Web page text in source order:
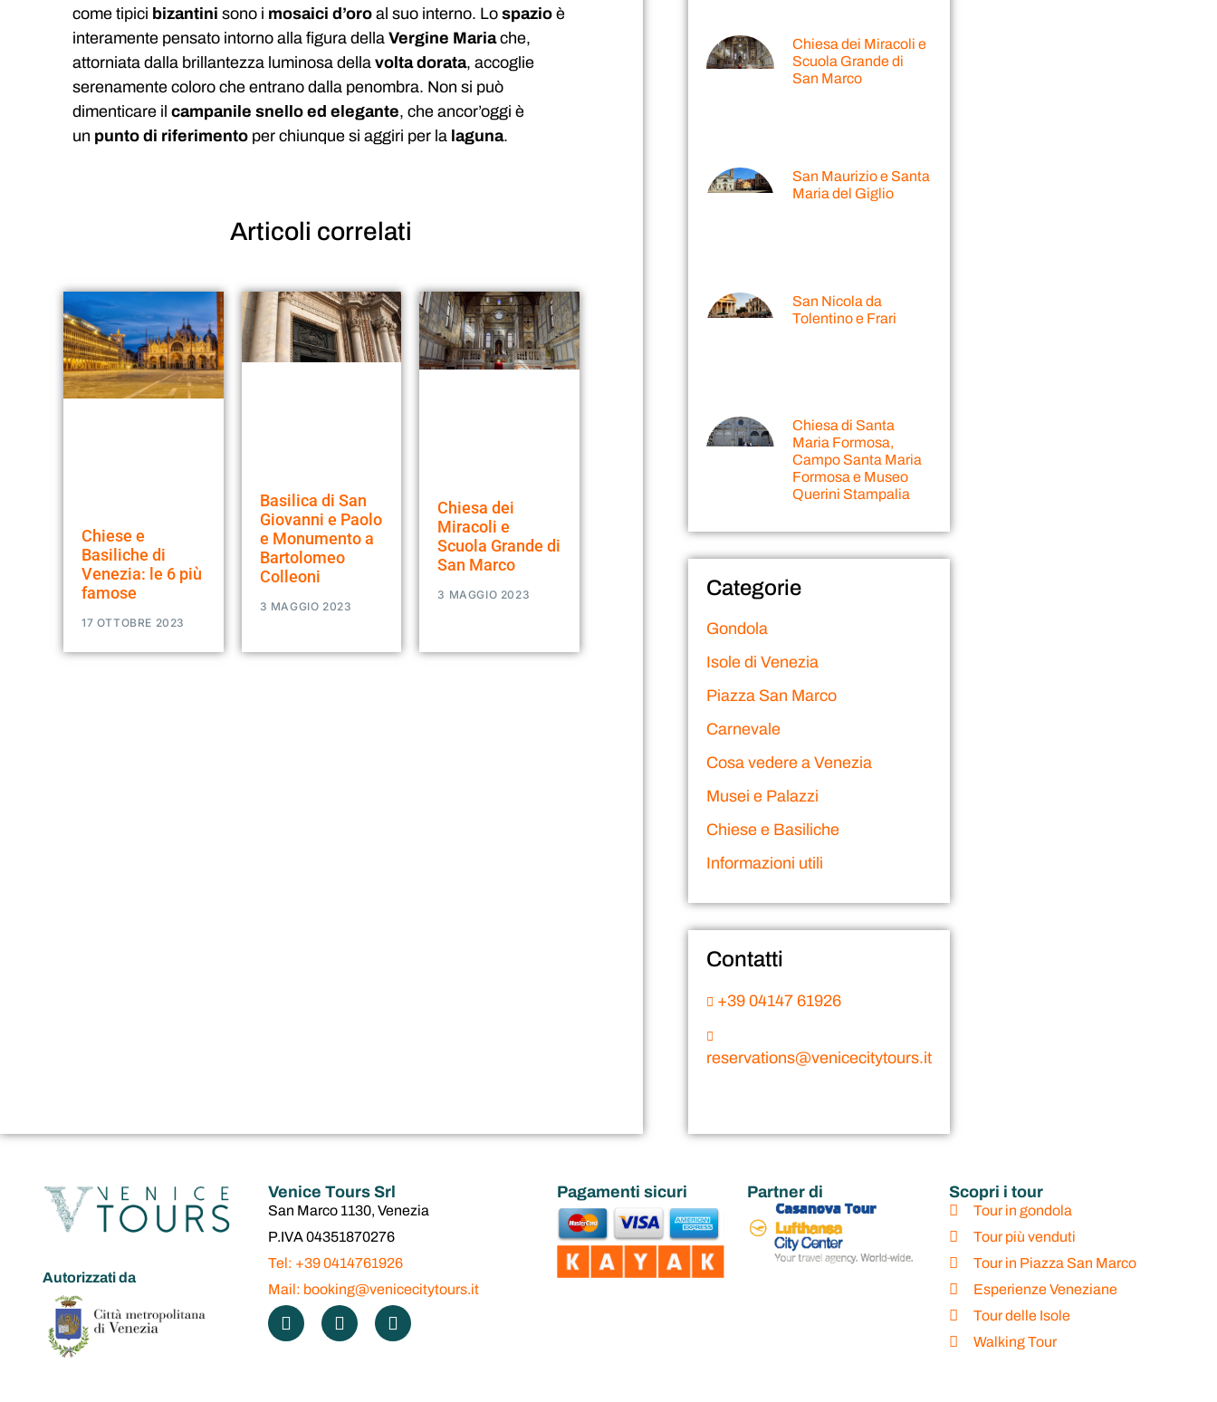
come tipici bizantini sono i mosaici d’oro al suo interno. Lo spazio è
interamente pensato intorno alla figura della Vergine Mariache,
attorniata dalla brillantezza luminosa della volta dorata, accoglie
serenamente coloro che entrano dalla penombra. Non si può
dimenticare il campanile snello ed elegante, che ancor’oggi è
un punto di riferimento per chiunque si aggiri per la laguna.
Articoli correlati
Chiese e
Basiliche di
Venezia: le 6 più
famose
17 OTTOBRE 2023
Basilica di San
Giovanni e Paolo
e Monumento a
Bartolomeo
Colleoni
3 MAGGIO 2023
Chiesa dei
Miracoli e
Scuola Grande di
San Marco
3 MAGGIO 2023
Chiesa dei Miracoli e
Scuola Grande di
San Marco
San Maurizio e Santa
Maria del Giglio
San Nicola da
Tolentino e Frari
Chiesa di Santa
Maria Formosa,
Campo Santa Maria
Formosa e Museo
Querini Stampalia
Categorie
Gondola
Isole di Venezia
Piazza San Marco
Carnevale
Cosa vedere a Venezia
Musei e Palazzi
Chiese e Basiliche
Informazioni utili
Contatti
+39 04147 61926
reservations@venicecitytours.it
Autorizzati da
Venice Tours Srl
San Marco 1130, Venezia
P.IVA 04351870276
Tel: +39 0414761926
Mail: booking@venicecitytours.it
Pagamenti sicuri Partner di Scopri i tour
Tour in gondola
Tour più venduti
Tour in Piazza San Marco
Esperienze Veneziane
Tour delle Isole
Walking Tour